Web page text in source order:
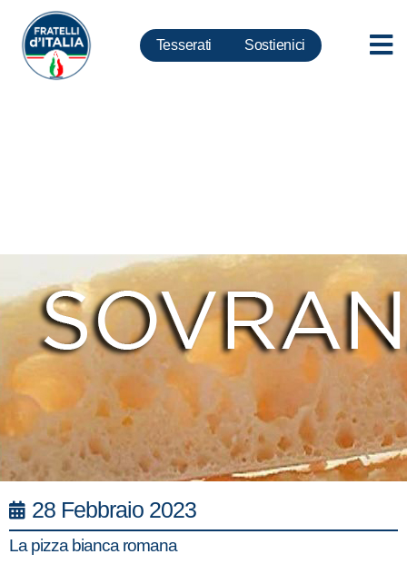
Tesserati Sostienici
28 Febbraio 2023
La pizza bianca romana